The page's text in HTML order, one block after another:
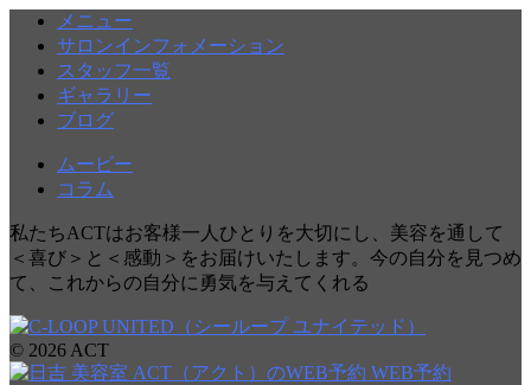
メニュー
サロンインフォメーション
スタッフ一覧
ギャラリー
ブログ
ムービー
コラム
私たちACTはお客様一人ひとりを大切にし、美容を通して
＜喜び＞と＜感動＞をお届けいたします。今の自分を見つめ
て、これからの自分に勇気を与えてくれる
© 2026 ACT
WEB予約